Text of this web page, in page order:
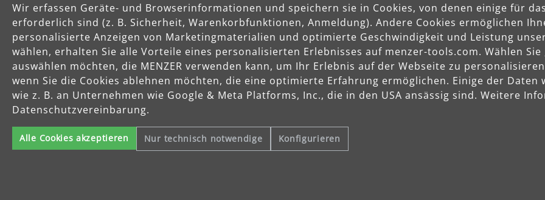
Stein, Beton, Putz
Gips, Spachtel
Holz
Farbe, Lack
Wir erfassen Geräte- und Browserinformationen und speichern sie in Cookies, von denen einige für
erforderlich sind (z. B. Sicherheit, Warenkorbfunktionen, Anmeldung). Andere Cookies ermöglichen
personalisierte Anzeigen von Marketingmaterialien und optimierte Geschwindigkeit und Leistung
wählen, erhalten Sie alle Vorteile eines personalisierten Erlebnisses auf menzer-tools.com. Wählen Sie
auswählen möchten, die MENZER verwenden kann, um Ihr Erlebnis auf der Webseite zu
wenn Sie die Cookies ablehnen möchten, die eine optimierte Erfahrung ermöglichen. Einige der
wie z. B. an Unternehmen wie Google & Meta Platforms, Inc., die in den USA ansässig sind. Weitere
Datenschutzvereinbarung.
Alle Cookies akzeptieren Nur technisch notwendige Konfigurieren